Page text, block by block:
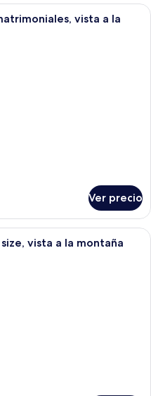
de hotel con dos camas,
vista a la
Ver precio
habitación de hotel moderna
vista a la montaña